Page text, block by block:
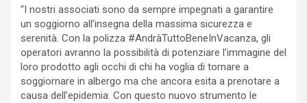
“I nostri associati sono da sempre impegnati a garantire
un soggiorno all’insegna della massima sicurezza e
serenità. Con la polizza #AndràTuttoBeneInVacanza, gli
operatori avranno la possibilità di potenziare l’immagine del
loro prodotto agli occhi di chi ha voglia di tornare a
soggiornare in albergo ma che ancora esita a prenotare a
causa dell’epidemia. Con questo nuovo strumento le